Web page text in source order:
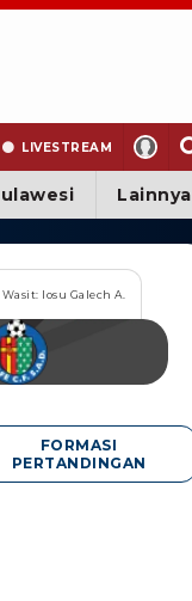
LIVESTREAM
Lainnya
Wasit: Iosu Galech A.
FORMASI
PERTANDINGAN